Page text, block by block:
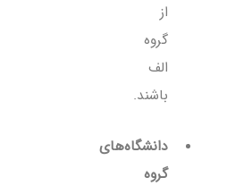
از
گروه
الف
باشند.
دانشگاه‌های
گروه